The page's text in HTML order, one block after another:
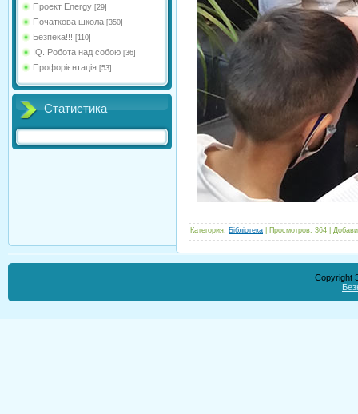
Проект Energy [29]
Початкова школа [350]
Безпека!!! [110]
IQ. Робота над собою [36]
Профорієнтація [53]
Статистика
Категория: Бібліотека Просмотров: 364
Copyright